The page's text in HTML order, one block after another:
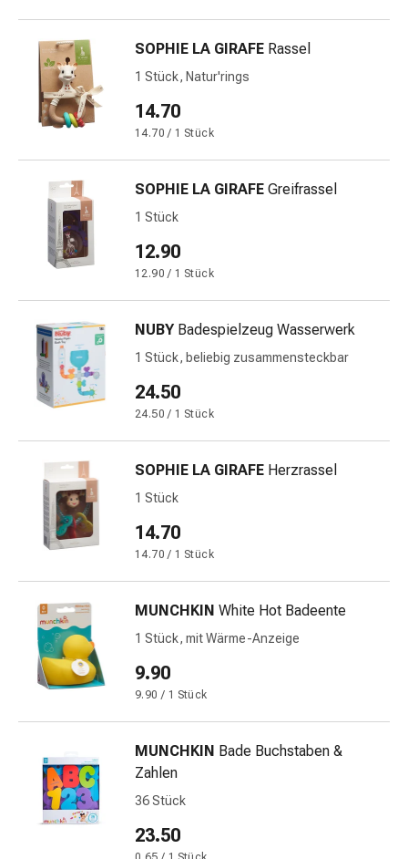
Gedächtnis-
Allergien
Heuschnupfen
Antiallergika
Nase
Magen-
Darm
Magenbrennen
Übelkeit
Erbrechen
Verdauung,
Blähungen
Krämpfe
Medizinische
Hautpflege
Ekzeme
Juckreiz
Hühneraugen
Warzen
Fusspilz
Narbenbehandlung
Trockene
Krankhaftes
SOPHIE LA GIRAFE Rassel
1 Stück, Natur'rings
14.70
14.70 / 1 Stück
SOPHIE LA GIRAFE Greifrassel
1 Stück
12.90
12.90 / 1 Stück
NUBY Badespielzeug Wasserwerk
1 Stück, beliebig zusammensteckbar
24.50
24.50 / 1 Stück
SOPHIE LA GIRAFE Herzrassel
1 Stück
14.70
14.70 / 1 Stück
MUNCHKIN White Hot Badeente
1 Stück, mit Wärme-Anzeige
9.90
9.90 / 1 Stück
MUNCHKIN Bade Buchstaben &
Zahlen
36 Stück
23.50